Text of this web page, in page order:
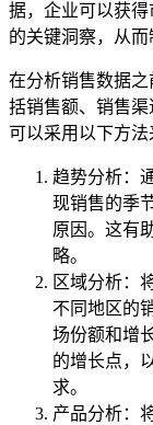
据，企业可以获
的关键洞察，从而
在分析销售数据
括销售额、销售渠
可以采用以下方法
趋势分析：
现销售的季
原因。这有
略。
区域分析：
不同地区的
场份额和增
的增长点，
求。
产品分析：